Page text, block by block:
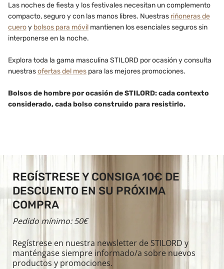
Las noches de fiesta y los festivales necesitan un complemento
compacto, seguro y con las manos libres. Nuestras riñoneras de
cueroy bolsos para móvil mantienen los esenciales seguros sin
interponerse en la noche.
Explora toda la gama masculina STILORD por ocasión y consulta
nuestrasofertas del mes para las mejores promociones.
Bolsos de hombre por ocasión de STILORD: cada contexto
considerado, cada bolso construido para resistirlo.
REGÍSTRESE Y CONSIGA 10€ DE
DESCUENTO EN SU PRÓXIMA
COMPRA
Pedido mínimo: 50€
Regístrese en nuestra newsletter de STILORD y
manténgase siempre informado/a sobre nuevos
productos y promociones.